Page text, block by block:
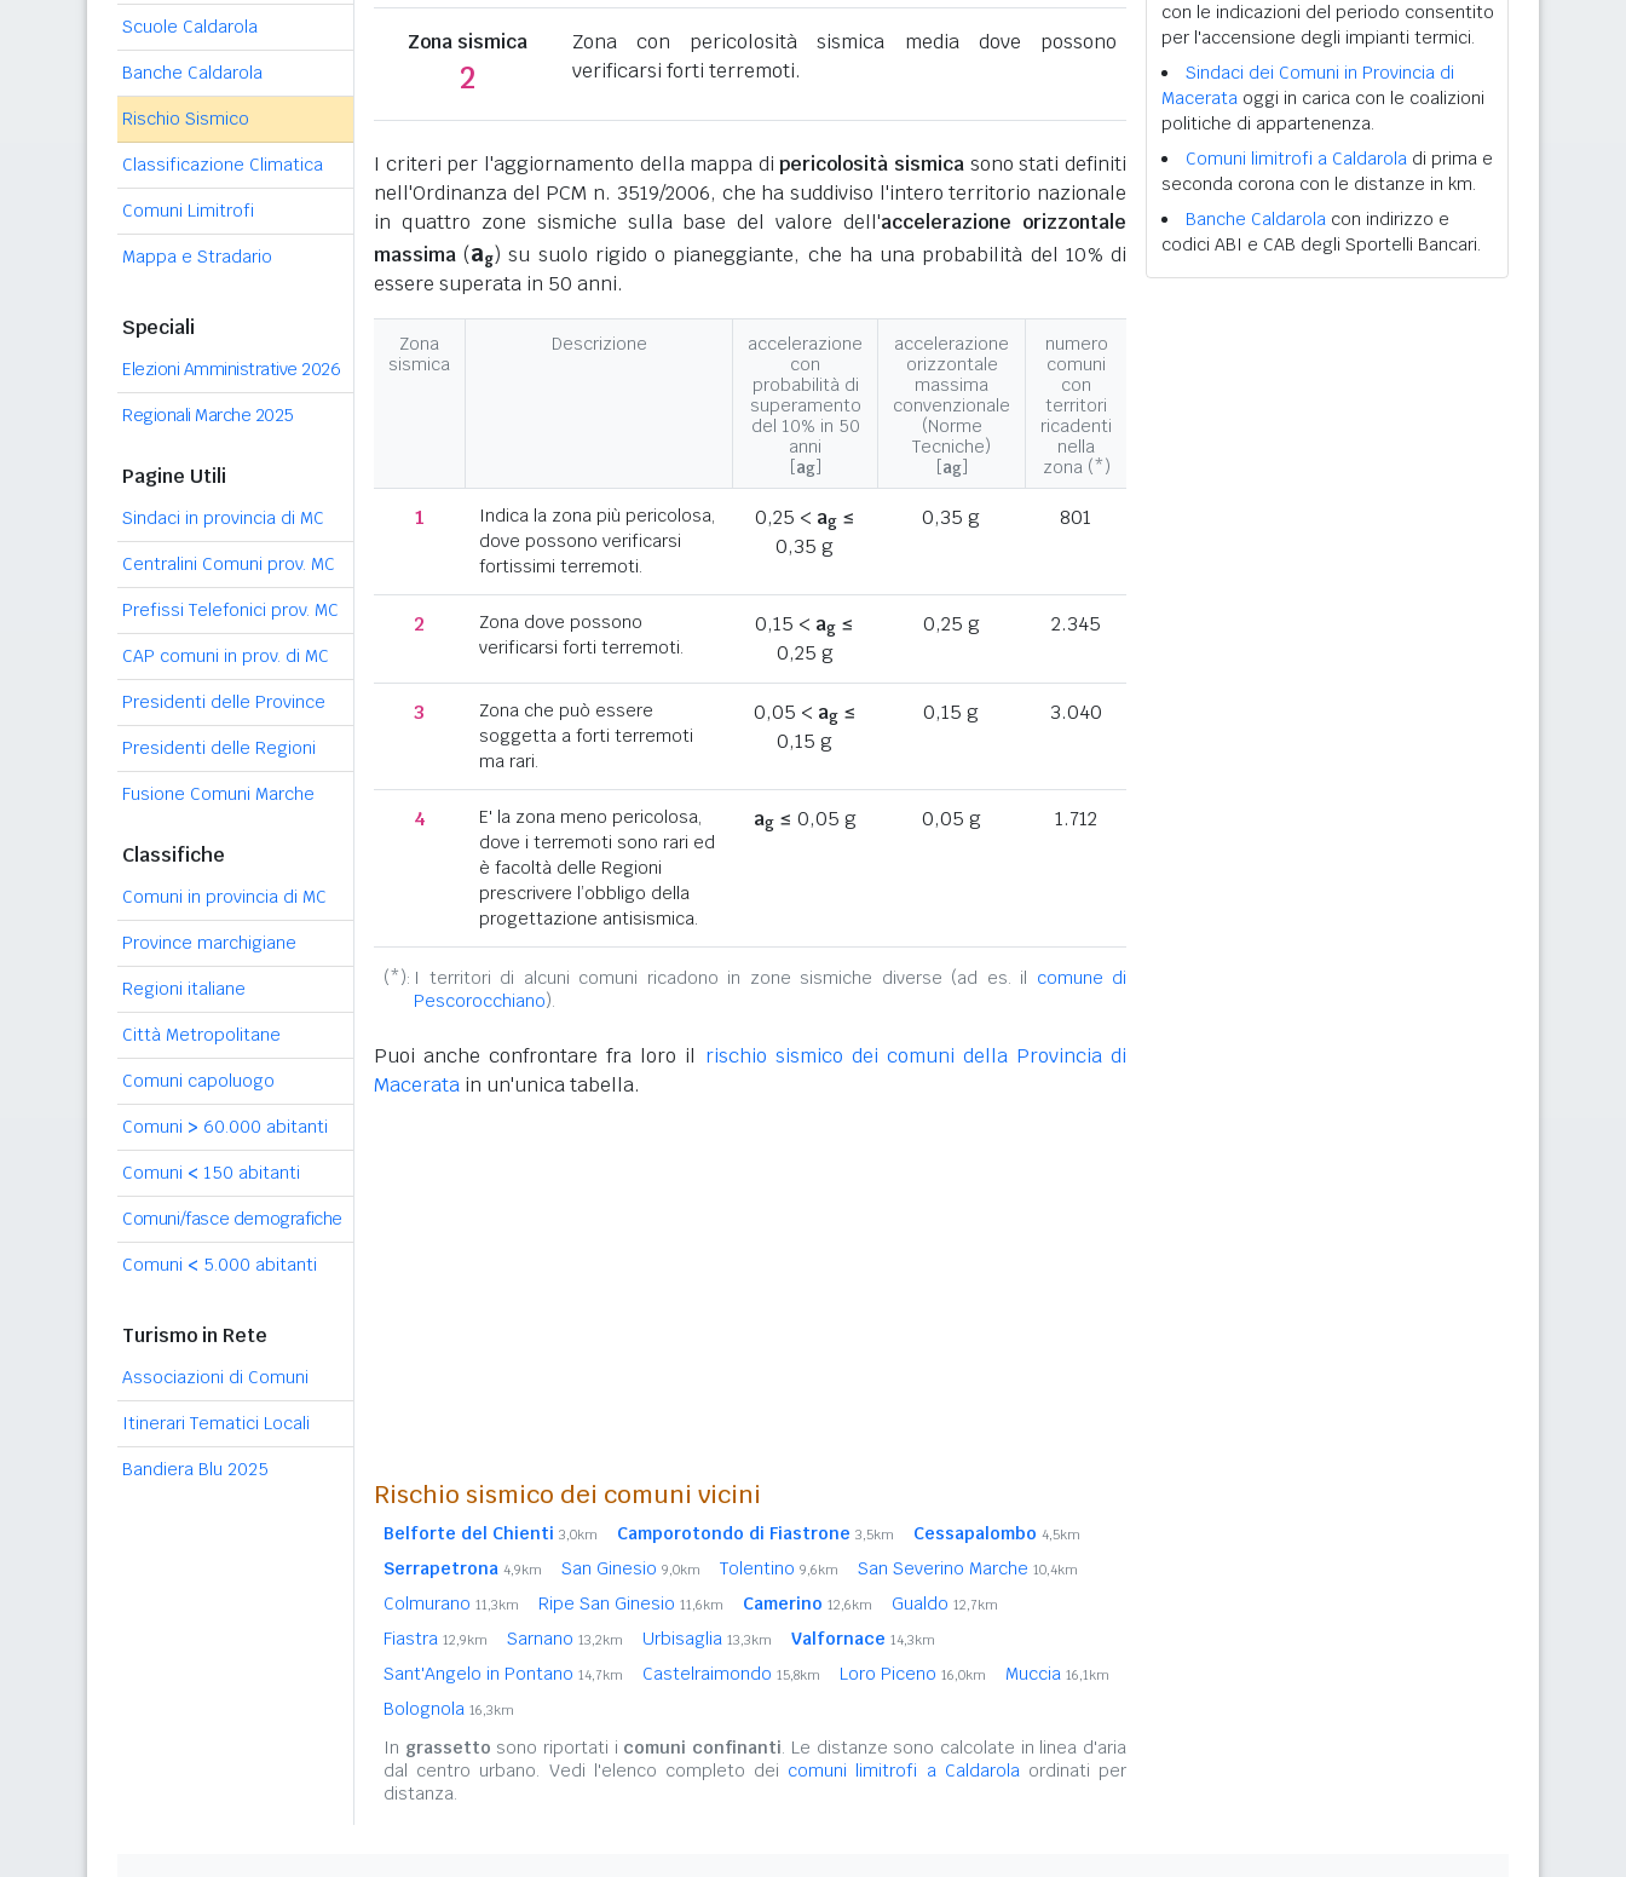
Scuole Caldarola
Banche Caldarola
Rischio Sismico
Classificazione Climatica
Comuni Limitrofi
Mappa e Stradario
Speciali
Elezioni Amministrative 2026
Regionali Marche 2025
Pagine Utili
Sindaci in provincia di MC
Centralini Comuni prov. MC
Prefissi Telefonici prov. MC
CAP comuni in prov. di MC
Presidenti delle Province
Presidenti delle Regioni
Fusione Comuni Marche
Classifiche
Comuni in provincia di MC
Province marchigiane
Regioni italiane
Città Metropolitane
Comuni capoluogo
Comuni > 60.000 abitanti
Comuni < 150 abitanti
Comuni/fasce demografiche
Comuni < 5.000 abitanti
Turismo in Rete
Associazioni di Comuni
Itinerari Tematici Locali
Bandiera Blu 2025
Zona sismica
2
Zona con pericolosità sismica media dove possono
verificarsi forti terremoti.
I criteri per l'aggiornamento della mappa dipericolosità sismica sono stati definiti
nell'Ordinanza del PCM n. 3519/2006, che ha suddiviso l'intero territorio nazionale
in quattro zone sismiche sulla base del valore dell'accelerazione orizzontale
massima (ag) su suolo rigido o pianeggiante, che ha una probabilità del 10% di
essere superata in 50 anni.
Zona
sismica
Descrizione
accelerazione
con
probabilità di
superamento
del 10% in 50
anni
[ag]
accelerazione
orizzontale
massima
convenzionale
(Norme
Tecniche)
[ag]
numero
comuni
con
territori
ricadenti
nella
zona (*)
1
Indica la zona più pericolosa,
dove possono verificarsi
fortissimi terremoti.
0,25 < ag≤
0,35 g
0,35 g 801
2
Zona dove possono
verificarsi forti terremoti.
0,15 < ag ≤
0,25 g
0,25 g 2.345
3
Zona che può essere
soggetta a forti terremoti
ma rari.
0,05 < ag≤
0,15 g
0,15 g 3.040
4
E' la zona meno pericolosa,
dove i terremoti sono rari ed
è facoltà delle Regioni
prescrivere l’obbligo della
progettazione antisismica.
ag≤ 0,05 g 0,05 g 1.712
(*): I territori di alcuni comuni ricadono in zone sismiche diverse (ad es. il comune di
Pescorocchiano).
Puoi anche confrontare fra loro il rischio sismico dei comuni della Provincia di
Macerata in un'unica tabella.
Rischio sismico dei comuni vicini
Belforte del Chienti 3,0km Camporotondo di Fiastrone 3,5km Cessapalombo 4,5km
Serrapetrona 4,9km San Ginesio 9,0km Tolentino 9,6km San Severino Marche 10,4km
Colmurano 11,3km Ripe San Ginesio 11,6km Camerino 12,6km Gualdo 12,7km
Fiastra 12,9km Sarnano 13,2km Urbisaglia 13,3km Valfornace 14,3km
Sant'Angelo in Pontano 14,7km Castelraimondo 15,8km Loro Piceno 16,0km Muccia 16,1km
Bolognola 16,3km
In grassetto sono riportati i comuni confinanti. Le distanze sono calcolate in linea d'aria
dal centro urbano. Vedi l'elenco completo dei comuni limitrofi a Caldarolaordinati per
distanza.
con le indicazioni del periodo consentito
per l'accensione degli impianti termici.
Sindaci dei Comuni in Provincia di
Macerata oggi in carica con le coalizioni
politiche di appartenenza.
Comuni limitrofi a Caldarola di prima e
seconda corona con le distanze in km.
Banche Caldarola con indirizzo e
codici ABI e CAB degli Sportelli Bancari.